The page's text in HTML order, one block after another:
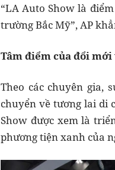
“LA Auto Show là
trường Bắc Mỹ”, AP
Tâm điểm của đổi
Theo các chuyên gia,
chuyển về tương lai di
Show được xem là
phương tiện xanh của